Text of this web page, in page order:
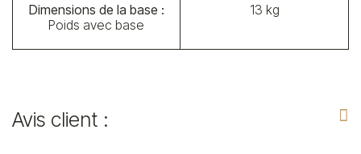
Dimensions de la base :
Poids avec base
13 kg
Avis client :